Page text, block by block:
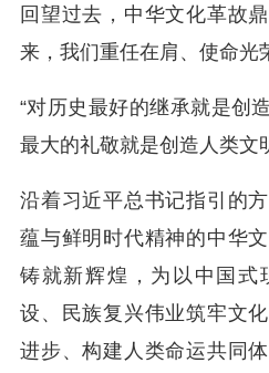
回望过去，中华文化革故
来，我们重任在肩、使命光
“对历史最好的继承就是创
最大的礼敬就是创造人类文
沿着习近平总书记指引的
蕴与鲜明时代精神的中华
铸就新辉煌，为以中国式
设、民族复兴伟业筑牢文
进步、构建人类命运共同